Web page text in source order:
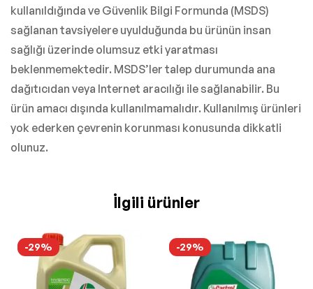
kullanıldığında ve Güvenlik Bilgi Formunda (MSDS)
sağlanan tavsiyelere uyulduğunda bu ürünün insan
sağlığı üzerinde olumsuz etki yaratması
beklenmemektedir. MSDS’ler talep durumunda ana
dağıtıcıdan veya Internet aracılığı ile sağlanabilir. Bu
ürün amacı dışında kullanılmamalıdır. Kullanılmış ürünleri
yok ederken çevrenin korunması konusunda dikkatli
olunuz.
İlgili ürünler
-29% -29%